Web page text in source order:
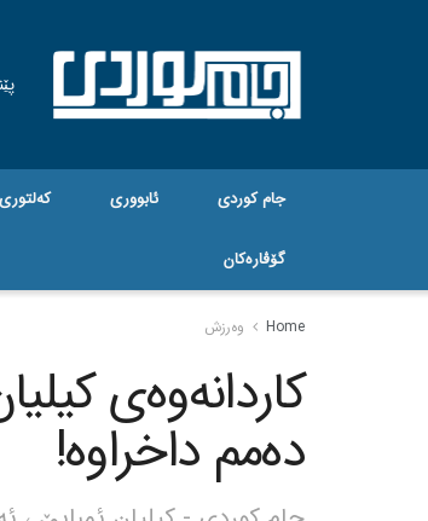
جام کوردی ئابووری کەلتوری
گۆڤاره‌کان
Home وەرزش
کاردانەوەی
دەمم داخراوە!